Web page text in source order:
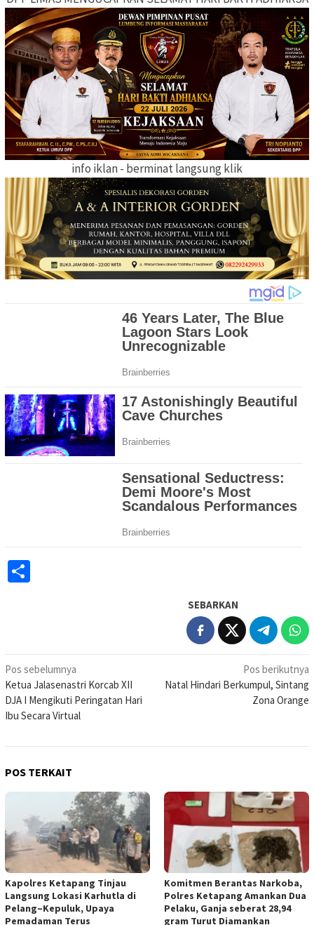
info iklan - berminat langsung klik
SEBARKAN
Navigasi
pos
Pos sebelumnya
Ketua Jalasenastri Korcab XII
DJA I Mengikuti Peringatan Hari
Ibu Secara Virtual
Pos berikutnya
Natal Hindari Berkumpul, Sintang
Zona Orange
POS TERKAIT
Kapolres Ketapang Tinjau
Langsung Lokasi Karhutla di
Pelang–Kepuluk, Upaya
Pemadaman Terus
Komitmen Berantas Narkoba,
Polres Ketapang Amankan Dua
Pelaku, Ganja seberat 28,94
gram Turut Diamankan